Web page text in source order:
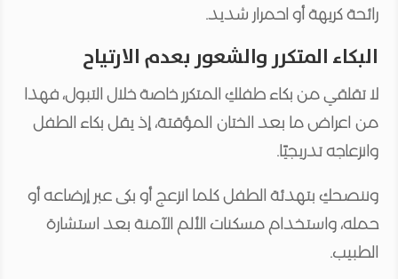
رائحة كريهة أو احمرار شديد.
البكاء المتكرر والشعور بعدم الارتياح
لا تقلقي من بكاء طفلكِ المتكرر خاصة خلال التبول، فهذا
من اعراض ما بعد الختان المؤقتة، إذ يقل بكاء الطفل
وانزعاجه تدريجيًا.
وننصحكِ بتهدئة الطفل كلما انزعج أو بكى عبر إرضاعه أو
حمله، واستخدام مسكنات الألم الآمنة بعد استشارة
الطبيب.